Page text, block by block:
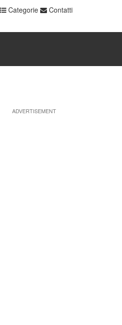
Categorie Contatti
ADVERTISEMENT